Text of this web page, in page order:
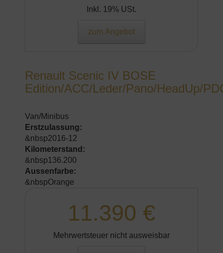
Inkl. 19% USt.
zum Angebot
Renault Scenic IV BOSE
Edition/ACC/Leder/Pano/HeadUp/
Van/Minibus
Erstzulassung:
&nbsp2016-12
Kilometerstand:
&nbsp136.200
Aussenfarbe:
&nbspOrange
11.390 €
Mehrwertsteuer nicht ausweisbar